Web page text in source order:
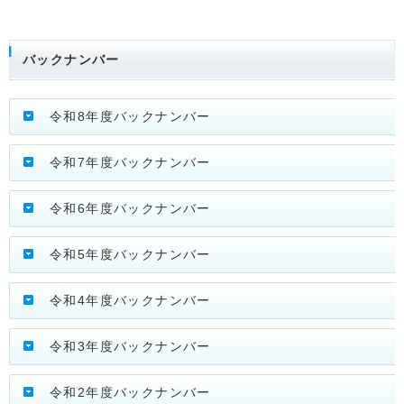
バックナンバー
令和8年度バックナンバー
令和7年度バックナンバー
令和6年度バックナンバー
令和5年度バックナンバー
令和4年度バックナンバー
令和3年度バックナンバー
令和2年度バックナンバー